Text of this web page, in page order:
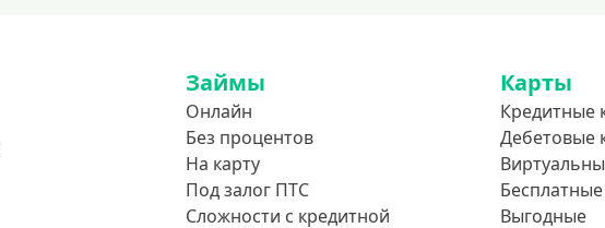
Займы
Онлайн
Без процентов
На карту
Под залог ПТС
Сложности с кредитной
Карты
Кредитные
Дебетовые
Бесплатные
Выгодные